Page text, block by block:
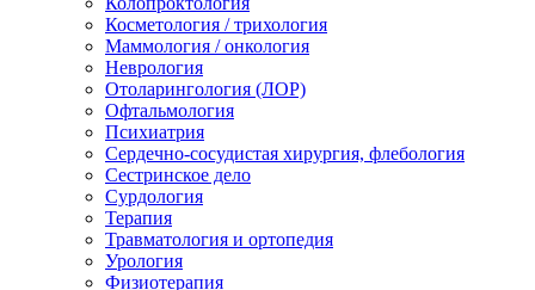
Косметология / трихология
Маммология / онкология
Неврология
Отоларингология (ЛОР)
Офтальмология
Психиатрия
Сердечно-сосудистая хирургия, флебология
Сестринское дело
Сурдология
Терапия
Травматология и ортопедия
Урология
Физиотерапия